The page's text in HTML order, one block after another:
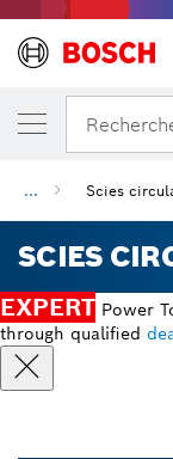
... Scies
SCIES
EXPERT Power
through qualified